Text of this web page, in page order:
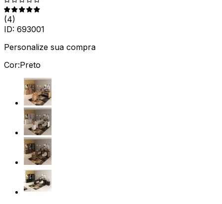
(4)
ID: 693001
Personalize sua compra
Cor:Preto